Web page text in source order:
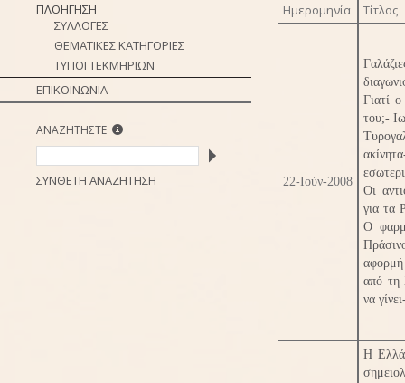
ΠΛΟΗΓΗΣΗ
ΣΥΛΛΟΓΕΣ
ΘΕΜΑΤΙΚΕΣ ΚΑΤΗΓΟΡΙΕΣ
ΤΥΠΟΙ ΤΕΚΜΗΡΙΩΝ
ΕΠΙΚΟΙΝΩΝΙΑ
ΑΝΑΖΗΤΗΣΤΕ
ΣΥΝΘΕΤΗ ΑΝΑΖΗΤΗΣΗ
Ημερομηνία Τίτλος
22-Ιούν-2008
Γιατί
του;-
Οι
για τα
Ο
αφορμή
από τη
να
Η